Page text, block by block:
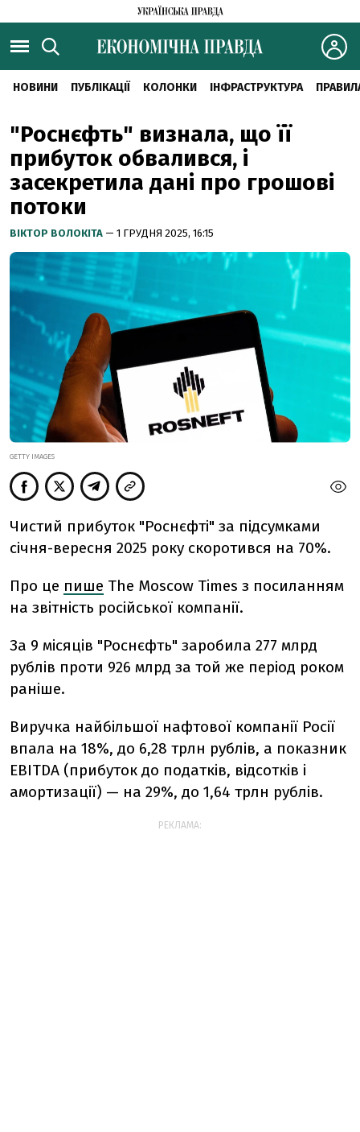
НОВИНИ ПУБЛІКАЦІЇ КОЛОНКИ ІНФРАСТРУКТУРА
"Роснєфть" визнала, що її
прибуток обвалився, і
засекретила дані про грошові
потоки
ВІКТОР ВОЛОКІТА — 1 ГРУДНЯ 2025, 16:15
GETTY IMAGES
Чистий прибуток "Роснєфті" за підсумками
січня-вересня 2025 року скоротився на 70%.
Про це пише The Moscow Times з посиланням
на звітність російської компанії.
За 9 місяців "Роснєфть" заробила 277 млрд
рублів проти 926 млрд за той же період роком
раніше.
Виручка найбільшої нафтової компанії Росії
впала на 18%, до 6,28 трлн рублів, а показник
EBITDA (прибуток до податків, відсотків і
амортизації) — на 29%, до 1,64 трлн рублів.
РЕКЛАМА: